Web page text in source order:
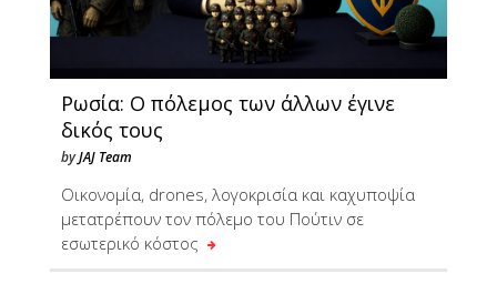
Ρωσία: Ο πόλεμος των άλλων έγινε
δικός τους
byJAJ Team
Oικονομία, drones, λογοκρισία και καχυποψία
μετατρέπουν τον πόλεμο του Πούτιν σε
εσωτερικό κόστος